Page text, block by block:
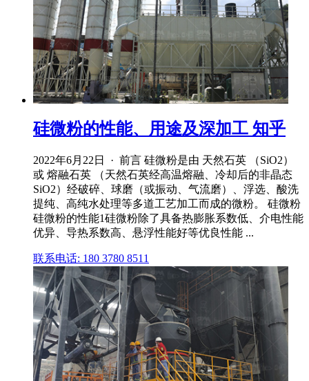
硅微粉的性能、用途及深加工 知乎
2022年6月22日 · 前言 硅微粉是由 天然石英 （SiO2）
或 熔融石英 （天然石英经高温熔融、冷却后的非晶态
SiO2）经破碎、球磨（或振动、气流磨）、浮选、酸洗
提纯、高纯水处理等多道工艺加工而成的微粉。 硅微粉
硅微粉的性能1硅微粉除了具备热膨胀系数低、介电性能
优异、导热系数高、悬浮性能好等优良性能 ...
联系电话: 180 3780 8511